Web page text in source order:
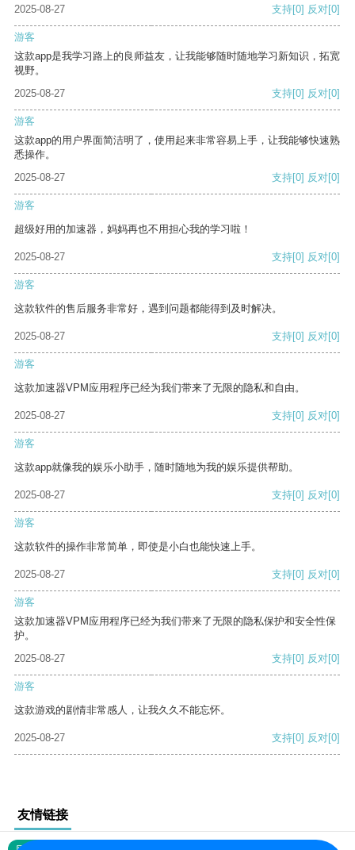
2025-08-27
支持[0] 反对[0]
游客
这款app是我学习路上的良师益友，让我能够随时随地学习新知识，拓宽
视野。
2025-08-27
支持[0] 反对[0]
游客
这款app的用户界面简洁明了，使用起来非常容易上手，让我能够快速熟
悉操作。
2025-08-27
支持[0] 反对[0]
游客
超级好用的加速器，妈妈再也不用担心我的学习啦！
2025-08-27 支持[0] 反对[0]
游客
这款软件的售后服务非常好，遇到问题都能得到及时解决。
2025-08-27 支持[0] 反对[0]
游客
这款加速器VPM应用程序已经为我们带来了无限的隐私和自由。
2025-08-27 支持[0] 反对[0]
游客
这款app就像我的娱乐小助手，随时随地为我的娱乐提供帮助。
2025-08-27 支持[0] 反对[0]
游客
这款软件的操作非常简单，即使是小白也能快速上手。
2025-08-27 支持[0] 反对[0]
游客
这款加速器VPM应用程序已经为我们带来了无限的隐私保护和安全性保
护。
2025-08-27
支持[0] 反对[0]
游客
这款游戏的剧情非常感人，让我久久不能忘怀。
2025-08-27 支持[0] 反对[0]
友情链接